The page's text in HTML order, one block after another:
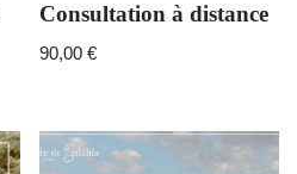
Consultation à distance
90,00€